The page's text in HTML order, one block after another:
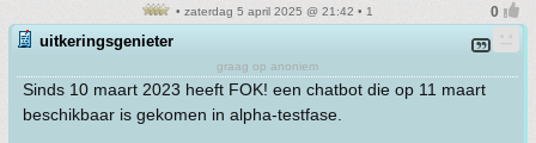
• zaterdag 5 april 2025 @ 21:42 • 1
uitkeringsgenieter
graag op anoniem
Sinds 10 maart 2023 heeft FOK! een chatbot die op 11 maart
beschikbaar is gekomen in alpha-testfase.